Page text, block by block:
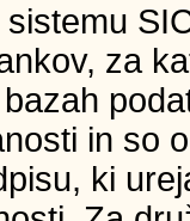
za
in so
ki